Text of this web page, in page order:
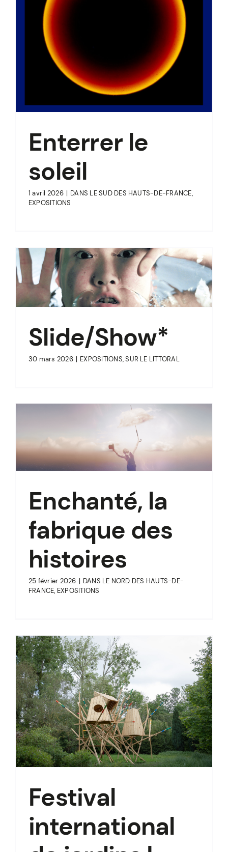
Enterrer le
soleil
1 avril 2026 | DANS LE SUD DES HAUTS-DE-FRANCE,
EXPOSITIONS
Slide/Show*
30 mars 2026 | EXPOSITIONS,SUR LE LITTORAL
Enchanté, la
fabrique des
histoires
25 février 2026 | DANS LE NORD DES HAUTS-DE-
FRANCE, EXPOSITIONS
Festival
international